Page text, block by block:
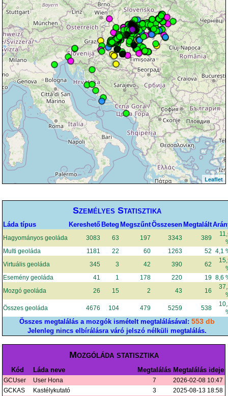
Leaflet
Személyes Statisztika
Láda típus Kereshető Beteg MegszűntÖsszesen Megtalált
Hagyományos geoláda 3083 63 197 3343 389
Multi geoláda
1181 22 60 1263 52
4,1
Virtuális geoláda
345 3 42 390 62
Esemény geoláda
41 1 178 220 19 8,6
Mozgó geoláda
26 15 2 43 16
Összes geoláda
4676 104 479 5259 538
Összes megtalálás a mozgók ismételt megtalálásával:553 db
Jelenleg nincs elbírálásra váró jelszó nélküli megtalálás.
Mozgóláda statisztika
Kód Láda neve Megtalálás Megtalálás ideje
GCUser User Hona 7
2026-02-08 10:47
GCKAS
Kastélykutató 3
2025-08-13 18:58